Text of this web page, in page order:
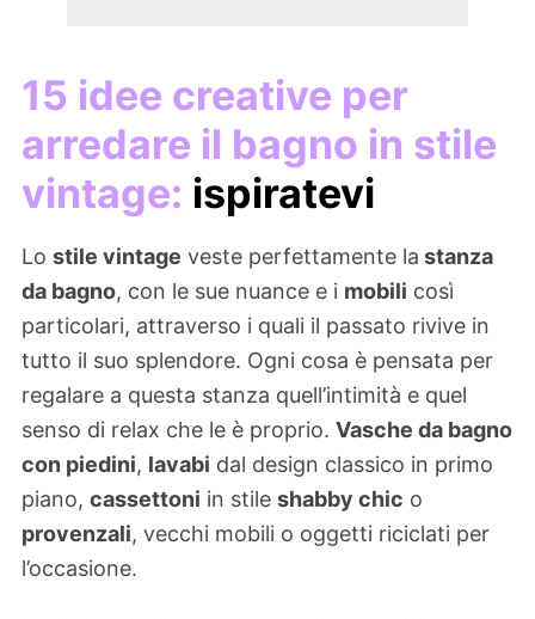
15 idee creative per
arredare il bagno in stile
vintage: ispiratevi
Lo stile vintage veste perfettamente la stanza
da bagno, con le sue nuance e i mobili così
particolari, attraverso i quali il passato rivive in
tutto il suo splendore. Ogni cosa è pensata per
regalare a questa stanza quell’intimità e quel
senso di relax che le è proprio. Vasche da bagno
con piedini, lavabi dal design classico in primo
piano, cassettoni in stile shabby chic o
provenzali, vecchi mobili o oggetti riciclati per
l’occasione.